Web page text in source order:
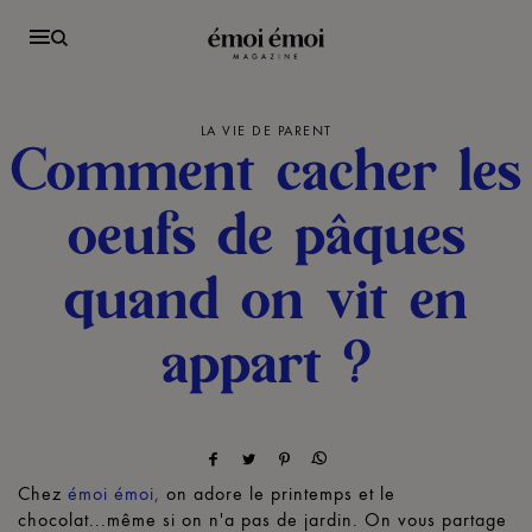
LA VIE DE PARENT
Comment cacher les
oeufs de pâques
quand on vit en
appart ?
Chez émoi émoi, on adore le printemps et le
chocolat...même si on n'a pas de jardin. On vous partage